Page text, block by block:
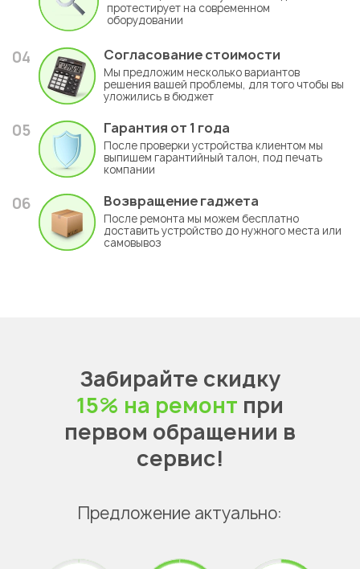
протестирует на современном
оборудовании
04 Согласование стоимости
Мы предложим несколько вариантов
решения вашей проблемы, для того чтобы вы
уложились в бюджет
05 Гарантия от 1 года
После проверки устройства клиентом мы
выпишем гарантийный талон, под печать
компании
06 Возвращение гаджета
После ремонта мы можем бесплатно
доставить устройство до нужного места или
самовывоз
Забирайте скидку
15% на ремонт при
первом обращении в
сервис!
Предложение актуально: